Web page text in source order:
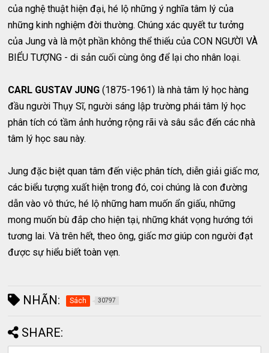
của nghệ thuật hiện đại, hé lộ những ý nghĩa tâm lý của
những kinh nghiệm đời thường. Chúng xác quyết tư tưởng
của Jung và là một phần không thể thiếu của CON NGƯỜI VÀ
BIỂU TƯỢNG - di sản cuối cùng ông để lại cho nhân loại.
CARL GUSTAV JUNG(1875-1961) là nhà tâm lý học hàng
đầu người Thụy Sĩ, người sáng lập trường phái tâm lý học
phân tích có tầm ảnh hưởng rộng rãi và sâu sắc đến các nhà
tâm lý học sau này.
Jung đặc biệt quan tâm đến việc phân tích, diễn giải giấc mơ,
các biểu tượng xuất hiện trong đó, coi chúng là con đường
dẫn vào vô thức, hé lộ những ham muốn ẩn giấu, những
mong muốn bù đắp cho hiện tại, những khát vọng hướng tới
tương lai. Và trên hết, theo ông, giấc mơ giúp con người đạt
được sự hiểu biết toàn vẹn.
NHÃN: Sách 30797
SHARE: